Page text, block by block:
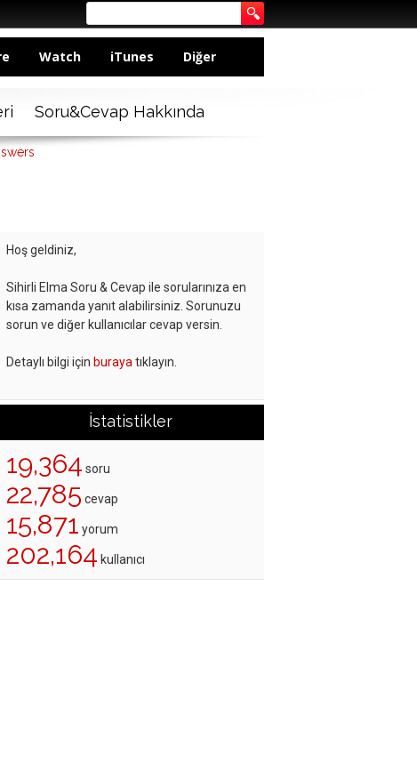
Watch iTunes Diğer
Soru&Cevap Hakkında
Hoş geldiniz,
Sihirli Elma Soru & Cevap ile sorularınıza en
kısa zamanda yanıt alabilirsiniz. Sorunuzu
sorun ve diğer kullanıcılar cevap versin.
Detaylı bilgi için buraya tıklayın.
İstatistikler
19,364 soru
22,785 cevap
15,871 yorum
202,164 kullanıcı